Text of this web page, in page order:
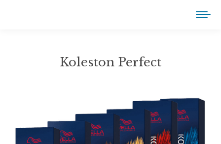
Koleston Perfect